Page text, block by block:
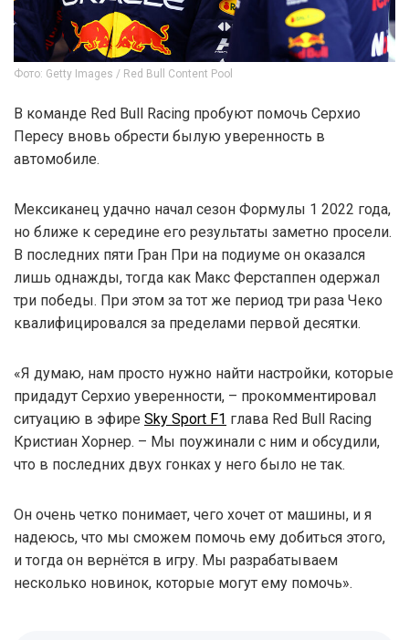
Фото: Getty Images / Red Bull Content Pool
В команде Red Bull Racing пробуют помочь Серхио
Пересу вновь обрести былую уверенность в
автомобиле.
Мексиканец удачно начал сезон Формулы 1 2022 года,
но ближе к середине его результаты заметно просели.
В последних пяти Гран При на подиуме он оказался
лишь однажды, тогда как Макс Ферстаппен одержал
три победы. При этом за тот же период три раза Чеко
квалифицировался за пределами первой десятки.
«Я думаю, нам просто нужно найти настройки, которые
придадут Серхио уверенности, – прокомментировал
ситуацию в эфире Sky Sport F1 глава Red Bull Racing
Кристиан Хорнер. – Мы поужинали с ним и обсудили,
что в последних двух гонках у него было не так.
Он очень четко понимает, чего хочет от машины, и я
надеюсь, что мы сможем помочь ему добиться этого,
и тогда он вернётся в игру. Мы разрабатываем
несколько новинок, которые могут ему помочь».